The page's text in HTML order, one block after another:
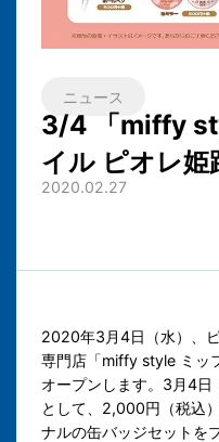
ニュース
3/4 「miffy
イル ピオレ姫
2020.02.27
2020年3月4日（水）、
専門店「miffy style ミッ
オープンします。3月4日
として、2,000円（税込
ナルの缶バッジセットを